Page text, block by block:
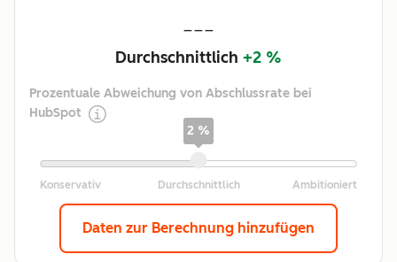
---
Durchschnittlich +2 %
Prozentuale Abweichung von Abschlussrate bei
HubSpot
2 %
Daten zur Berechnung hinzufügen